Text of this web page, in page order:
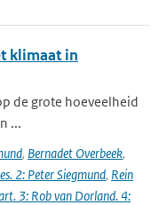
klimaat in
de grote hoeveelheid
...
, Bernadet Overbeek,
2: Peter Siegmund, Rein
3: Rob van Dorland. 4: